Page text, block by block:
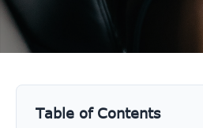
Table of Contents